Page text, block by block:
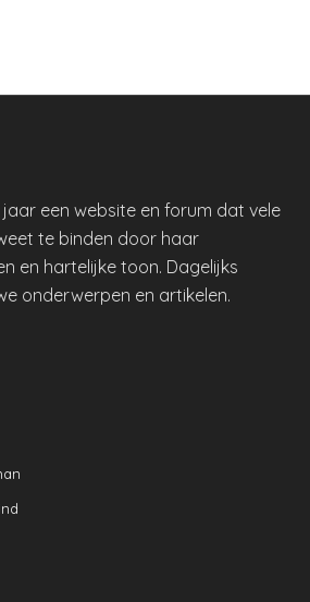
jaar een website en forum dat vele
te binden door haar
en hartelijke toon. Dagelijks
onderwerpen en artikelen.